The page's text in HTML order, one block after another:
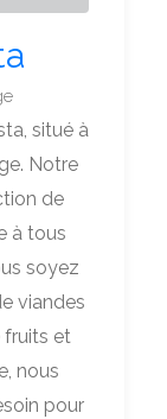
situé à
Notre
de
à tous
soyez
viandes
fruits et
nous
pour